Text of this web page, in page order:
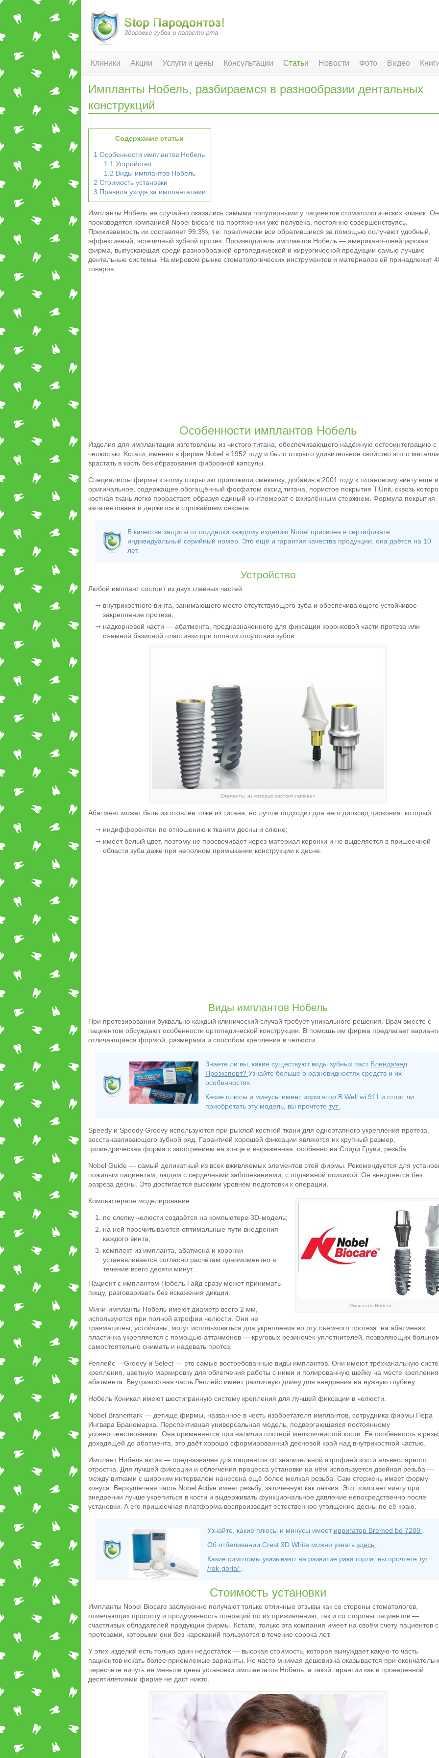
Клиники Акции Услуги и цены Консультации Статьи Новости Фото Видео
Импланты Нобель, разбираемся в разнообразии дентальных
конструкций
Содержание статьи
1 Особенности имплантов Нобель
1.1 Устройство
1.2 Виды имплантов Нобель
2 Стоимость установки
3 Правила ухода за имплантатами
Импланты Нобель не случайно оказались самыми популярными у пациентов стоматологических клиник.
производятся компанией Nobel biocare на протяжении уже полувека, постоянно совершенствуясь.
Приживаемость их составляет 99,3%, т.е. практически все обратившиеся за помощью получают удобный,
эффективный, эстетичный зубной протез. Производитель имплантов Нобель ― американо-швейцарская
фирма, выпускающая среди разнообразной ортопедической и хирургической продукции самые лучшие
дентальные системы. На мировом рынке стоматологических инструментов и материалов ей принадлежит
товаров.
Особенности имплантов Нобель
Изделия для имплантации изготовлены из чистого титана, обеспечивающего надёжную остеоинтеграцию с
челюстью. Кстати, именно в фирме Nobel в 1952 году и было открыто удивительное свойство этого
врастать в кость без образования фиброзной капсулы.
Специалисты фирмы к этому открытию приложили смекалку, добавив в 2001 году к титановому винту ещё и
оригинальное, содержащее обогащённый фосфатом оксид титана, пористое покрытие TiUnit, сквозь
костная ткань легко прорастает, образуя единый конгломерат с вживлённым стержнем. Формула покрытия
запатентована и держится в строжайшем секрете.
В качестве защиты от подделки каждому изделию Nobel присвоен в сертификате
индивидуальный серийный номер. Это ещё и гарантия качества продукции, она даётся на 10
лет.
Устройство
Любой имплант состоит из двух главных частей:
внутрикостного винта, занимающего место отсутствующего зуба и обеспечивающего устойчивое
закрепление протеза;
надкорневой части ― абатмента, предназначенного для фиксации коронковой части протеза или
съёмной базисной пластинки при полном отсутствии зубов.
Элементы, из которых состоит имплант.
Абатмент может быть изготовлен тоже из титана, но лучше подходит для него диоксид циркония, который:
индифферентен по отношению к тканям десны и слюне;
имеет белый цвет, поэтому не просвечивает через материал коронки и не выделяется в пришеечной
области зуба даже при неполном примыкании конструкции к десне.
Виды имплантов Нобель
При протезировании буквально каждый клинический случай требует уникального решения. Врач вместе с
пациентом обсуждают особенности ортопедической конструкции. В помощь им фирма предлагает
отличающиеся формой, размерами и способом крепления в челюсти.
Знаете ли вы, какие существуют виды зубных паст Блендамед
Проэксперт? Узнайте больше о разновидностях средств и их
особенностях.
Какие плюсы и минусы имеет ирригатор B Well wi 911 и стоит ли
приобретать эту модель, вы прочтете тут .
Speedy и Speedy Groovy используются при рыхлой костной ткани для одноэтапного укрепления протеза,
восстанавливающего зубной ряд. Гарантией хорошей фиксации являются их крупный размер,
цилиндрическая форма с заострением на конце и выраженная, особенно на Спиди Груви, резьба.
Nobel Guide ― самый деликатный из всех вживляемых элементов этой фирмы. Рекомендуется для
пожилым пациентам, людям с сердечными заболеваниями, с подвижной психикой. Он внедряется без
разреза десны. Это достигается высоким уровнем подготовки к операции.
Импланты Нобель.
Компьютерное моделирование:
по слепку челюсти создаётся на компьютере 3D-модель;
на ней просчитываются оптимальные пути внедрения
каждого винта;
комплект из импланта, абатмена и коронки
устанавливается согласно расчётам одномоментно в
течение всего десяти минут.
Пациент с имплантом Нобель Гайд сразу может принимать
пищу, разговаривать без искажения дикции.
Мини-импланты Нобель имеют диаметр всего 2 мм,
используются при полной атрофии челюсти. Они не
травматичны, устойчивы, могут использоваться для укрепления во рту съёмного протеза: на абатменах
пластинка укрепляется с помощью аттачменов ― круговых резиночек-уплотнителей, позволяющих
самостоятельно снимать и надевать протез.
Реплейс ―Groovy и Select ― это самые востребованные виды имплантов. Они имеют трёхканальную
крепления, цветную маркировку для облегчения работы с ними и полированную шейку на месте крепления
абатмента. Внутрикостная часть Реплейс имеет различную длину для внедрения на нужную глубину.
Нобель Коникал имеют шестигранную систему крепления для лучшей фиксации в челюсти.
Nobel Branemark ― детище фирмы, названное в честь изобретателя имплантов, сотрудника фирмы Пера
Ингвара Бранемарка. Перспективная универсальная модель, подвергающаяся постоянному
усовершенствованию. Она применяется при наличии плотной мелкоячеистой кости. Её особенность в
доходящей до абатмента, это даёт хорошо сформированный десневой край над внутрикостной частью.
Имплант Нобель актив ― предназначен для пациентов со значительной атрофией кости альвеолярного
отростка. Для лучшей фиксации и облегчения процесса установки на нём используется двойная резьба ―
между витками с широким интервалом нанесена ещё более мелкая резьба. Сам стержень имеет форму
конуса. Верхушечная часть Nobel Active имеет резьбу, заточенную как лезвия. Это помогает винту при
внедрении лучше укрепиться в кости и выдерживать функциональное давление непосредственно после
установки. А его пришеечная платформа воспроизводит естественное утолщение десны по её краю.
Узнайте, какие плюсы и минусы имеет ирригатор Bremed bd 7200 .
Об отбеливании Crest 3D White можно узнать здесь .
Какие симптомы указывают на развитие рака горла, вы прочтете тут:
/rak-gorla/ .
Стоимость установки
Импланты Nobel Biocare заслуженно получают только отличные отзывы как со стороны стоматологов,
отмечающих простоту и продуманность операций по их приживлению, так и со стороны пациентов —
счастливых обладателей продукции фирмы. Кстати, только эта компания имеет на своём счету пациентов с
протезами, которыми они без нареканий пользуются в течение сорока лет.
У этих изделий есть только один недостаток ― высокая стоимость, которая вынуждает какую-то часть
пациентов искать более приемлемые варианты. Но часто мнимая дешевизна оказывается при
пересчёте ничуть не меньше цены установки имплантатов Нобель, а такой гарантии как в проверенной
десятилетиями фирме не даст никто.